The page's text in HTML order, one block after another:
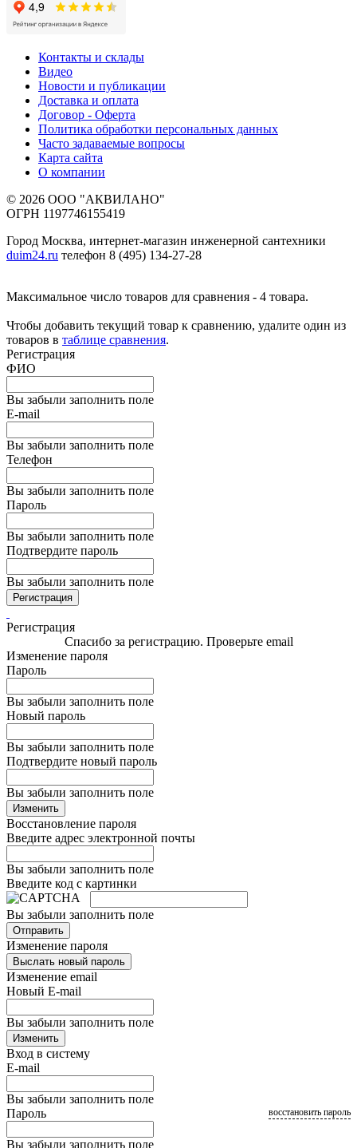
Контакты и склады
Видео
Новости и публикации
Доставка и оплата
Договор - Оферта
Политика обработки персональных данных
Часто задаваемые вопросы
Карта сайта
О компании
© 2026 ООО "АКВИЛАНО"
ОГРН 1197746155419
Город Москва, интернет-магазин инженерной сантехники
duim24.ru телефон 8 (495) 134-27-28
Максимальное число товаров для сравнения - 4 товара.
Чтобы добавить текущий товар к сравнению, удалите один из
товаров в таблице сравнения.
Регистрация
ФИО
Вы забыли заполнить поле
E-mail
Вы забыли заполнить поле
Телефон
Вы забыли заполнить поле
Пароль
Вы забыли заполнить поле
Подтвердите пароль
Вы забыли заполнить поле
Регистрация
Регистрация
Спасибо за регистрацию. Проверьте email
Изменение пароля
Пароль
Вы забыли заполнить поле
Новый пароль
Вы забыли заполнить поле
Подтвердите новый пароль
Вы забыли заполнить поле
Изменить
Восстановление пароля
Введите адрес электронной почты
Вы забыли заполнить поле
Введите код с картинки
Вы забыли заполнить поле
Отправить
Изменение пароля
Выслать новый пароль
Изменение email
Новый E-mail
Вы забыли заполнить поле
Изменить
Вход в систему
E-mail
Вы забыли заполнить поле
Пароль
Вы забыли заполнить поле
восстановить пароль